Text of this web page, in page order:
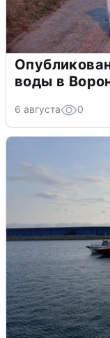
воды в
6 августа 0